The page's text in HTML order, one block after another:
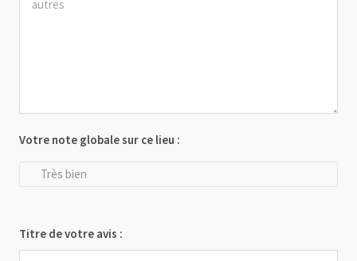
Votre note globale sur ce lieu :
Très bien
Titre de votre avis :